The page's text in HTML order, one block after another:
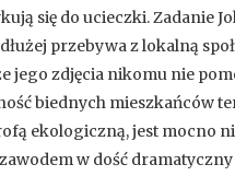
się do ucieczki. Zadanie
przebywa z lokalną
jego zdjęcia nikomu nie
biednych mieszkańców
ekologiczną, jest mocno
w dość